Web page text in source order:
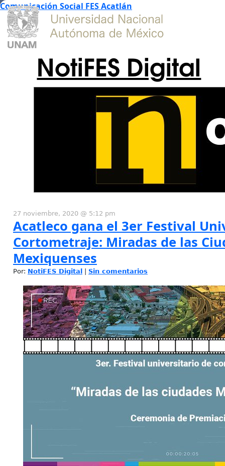
Comunicación Social FES Acatlán
NotiFES Digital
27 noviembre, 2020 @ 5:12 pm
Acatleco gana el 3er Festival
Cortometraje: Miradas de las
Mexiquenses
Por: NotiFES Digital Sin comentarios